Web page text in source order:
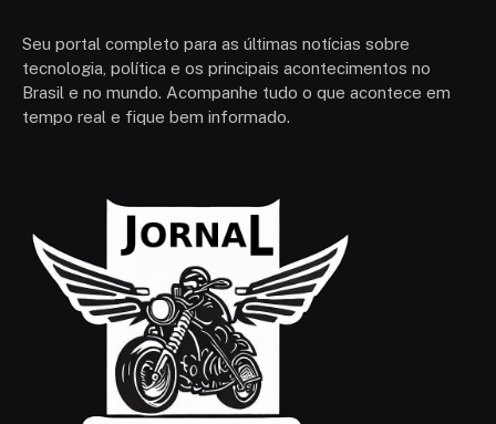
Seu portal completo para as últimas notícias sobre
tecnologia, política e os principais acontecimentos no
Brasil e no mundo. Acompanhe tudo o que acontece em
tempo real e fique bem informado.